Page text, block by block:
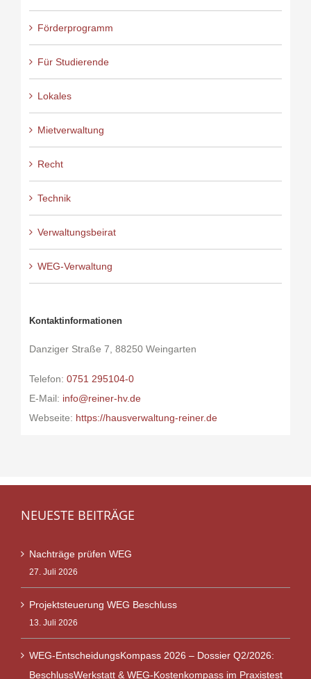
Förderprogramm
Für Studierende
Lokales
Mietverwaltung
Recht
Technik
Verwaltungsbeirat
WEG-Verwaltung
Kontaktinformationen
Danziger Straße 7, 88250 Weingarten
Telefon: 0751 295104-0
E-Mail: info@reiner-hv.de
Webseite: https://hausverwaltung-reiner.de
NEUESTE BEITRÄGE
Nachträge prüfen WEG
27. Juli 2026
Projektsteuerung WEG Beschluss
13. Juli 2026
WEG-EntscheidungsKompass 2026 – Dossier Q2/2026:
BeschlussWerkstatt & WEG-Kostenkompass im Praxistest